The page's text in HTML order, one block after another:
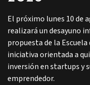
El próximo lunes 10 de
realizará un desayuno
propuesta de la
iniciativa orientada a
inversión en startups y
emprendedor.